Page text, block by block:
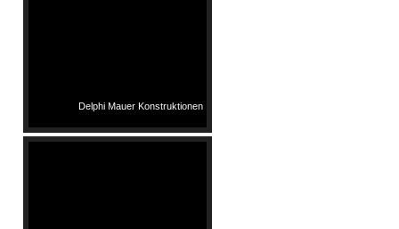
Delphi Mauer Konstruktionen